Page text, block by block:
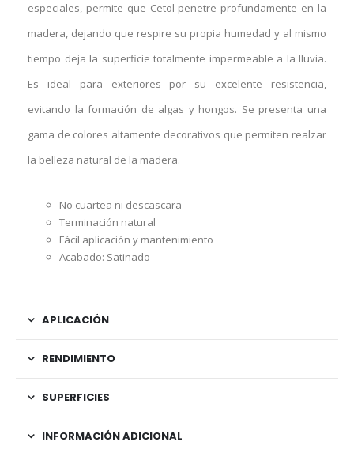
especiales, permite que Cetol penetre profundamente en la
madera, dejando que respire su propia humedad y al mismo
tiempo deja la superficie totalmente impermeable a la lluvia.
Es ideal para exteriores por su excelente resistencia,
evitando la formación de algas y hongos. Se presenta una
gama de colores altamente decorativos que permiten realzar
la belleza natural de la madera.
No cuartea ni descascara
Terminación natural
Fácil aplicación y mantenimiento
Acabado: Satinado
APLICACIÓN
RENDIMIENTO
SUPERFICIES
INFORMACIÓN ADICIONAL